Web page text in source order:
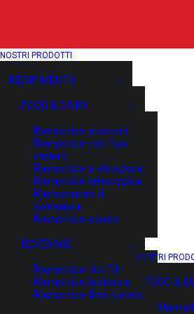
I NOSTRI PRODOTTI
RIEMPIMENTO
FOOD & DAIRY
Riempitrice a pistoni
Riempitrice con flow
meters
Riempitrice a vibrazione
Riempitrice telescopica
Riempimento di
colmatura
Riempitrice a peso
BEVERAGE
Riempitrice Hot Fill
Riempitrice Isobarica
Riempitrice flow meters
I VOSTRI
FOOD &